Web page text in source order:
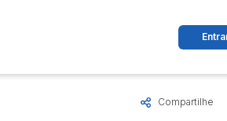
Cidade Compartilhe